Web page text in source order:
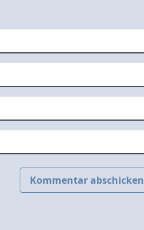
Kommentar abschicken